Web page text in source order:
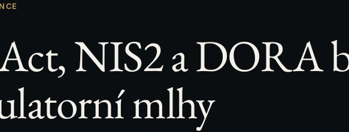
NIS2 a DORA
mlhy